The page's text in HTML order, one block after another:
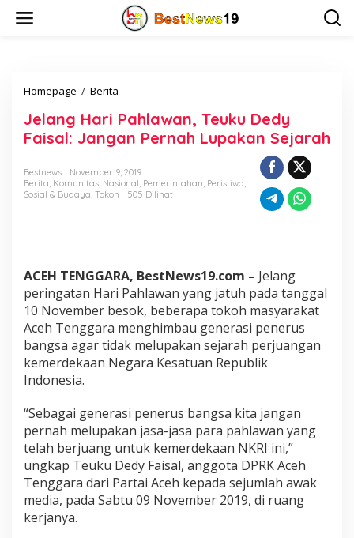
Homepage / Berita
l
a
n
H
a
l
a
a
n
,
T
u
D
e
d
y
F
a
Jelang Hari Pahlawan, Teuku Dedy
Faisal: Jangan Pernah Lupakan Sejarah
Bestnews
November 9, 2019
Berita, Komunitas, Nasional, Pemerintahan, Peristiwa,
Sosial & Budaya, Tokoh 505 Dilihat
ACEH TENGGARA, BestNews19.com – Jelang
peringatan Hari Pahlawan yang jatuh pada tanggal
10 November besok, beberapa tokoh masyarakat
Aceh Tenggara menghimbau generasi penerus
bangsa agar tidak melupakan sejarah perjuangan
kemerdekaan Negara Kesatuan Republik
Indonesia.
“Sebagai generasi penerus bangsa kita jangan
pernah melupakan jasa-jasa para pahlawan yang
telah berjuang untuk kemerdekaan NKRI ini,”
ungkap Teuku Dedy Faisal, anggota DPRK Aceh
Tenggara dari Partai Aceh kepada sejumlah awak
media, pada Sabtu 09 November 2019, di ruang
kerjanya.